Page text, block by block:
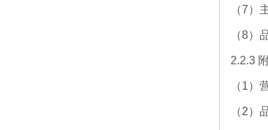
（7）
（8）
2.2.3
（1）
（2）